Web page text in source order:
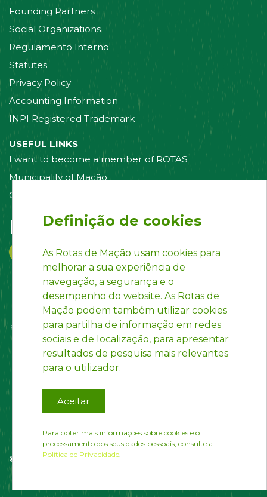
Founding Partners
Social Organizations
Regulamento Interno
Statutes
Privacy Policy
Accounting Information
INPI Registered Trademark
USEFUL LINKS
I want to become a member of ROTAS
Municipality of Mação
Contact us
Follow us on:
© Rotas de Mação | Developed by
Definição de cookies
As Rotas de Mação usam cookies para
melhorar a sua experiência de
navegação, a segurança e o
desempenho do website. As Rotas de
Mação podem também utilizar cookies
para partilha de informação em redes
sociais e de localização, para apresentar
resultados de pesquisa mais relevantes
para o utilizador.
Aceitar
Para obter mais informações sobre cookies e o
processamento dos seus dados pessoais, consulte a
Política de Privacidade.